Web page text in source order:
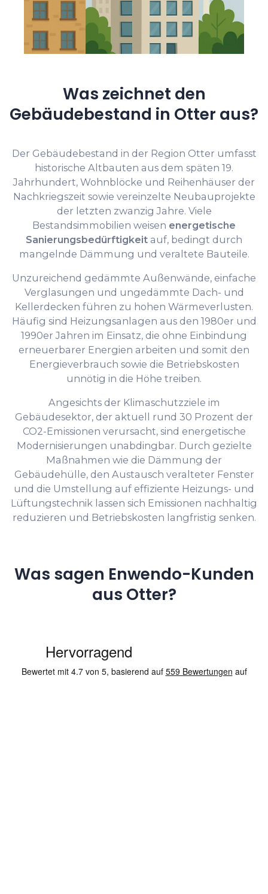
Was zeichnet den
Gebäudebestand in Otter aus?
Der Gebäudebestand in der Region Otter umfasst
historische Altbauten aus dem späten 19.
Jahrhundert, Wohnblöcke und Reihenhäuser der
Nachkriegszeit sowie vereinzelte Neubauprojekte
der letzten zwanzig Jahre. Viele
Bestandsimmobilien weisen energetische
Sanierungsbedürftigkeit auf, bedingt durch
mangelnde Dämmung und veraltete Bauteile.
Unzureichend gedämmte Außenwände, einfache
Verglasungen und ungedämmte Dach- und
Kellerdecken führen zu hohen Wärmeverlusten.
Häufig sind Heizungsanlagen aus den 1980er und
1990er Jahren im Einsatz, die ohne Einbindung
erneuerbarer Energien arbeiten und somit den
Energieverbrauch sowie die Betriebskosten
unnötig in die Höhe treiben.
Angesichts der Klimaschutzziele im
Gebäudesektor, der aktuell rund 30 Prozent der
CO2-Emissionen verursacht, sind energetische
Modernisierungen unabdingbar. Durch gezielte
Maßnahmen wie die Dämmung der
Gebäudehülle, den Austausch veralteter Fenster
und die Umstellung auf effiziente Heizungs- und
Lüftungstechnik lassen sich Emissionen nachhaltig
reduzieren und Betriebskosten langfristig senken.
Was sagen Enwendo-Kunden
aus Otter?